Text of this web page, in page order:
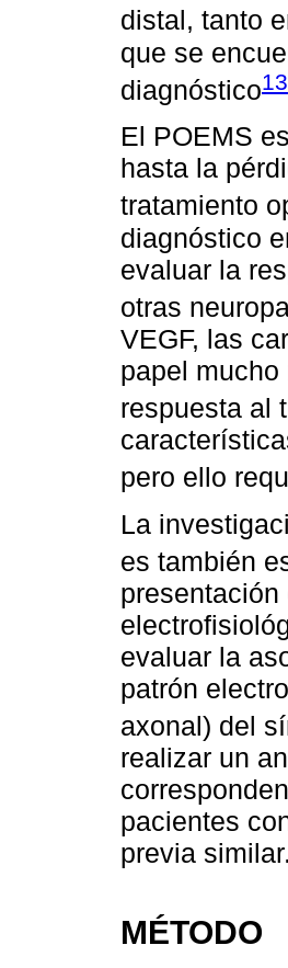
distal, tanto
que se
diagnóstico13
El POEMS
hasta la
tratamiento
diagnóstico
evaluar la
otras
VEGF, las
papel
respuesta al
pero ello
La
es también
evaluar la
patrón
axonal) del
realizar un
pacientes
previa similar.
MÉTODO